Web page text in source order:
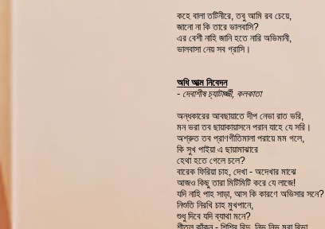
কহে বালা তটিনীরে, তবু আমি রব চেয়ে,
জানো না কি তারে ভালবাসি?
এর বেশী নাহি জানি হতে নারি অভিমানী,
ভালবাসা নেয় সব গ্রাসি।
অধি আত্ম নিবেদন
- দেবাশীষ চ্যাটার্জ্জী, কলকাতা
অন্ধকারের আবছায়াতে দীপ নেভা রাত ভরি,
মন ভরা তব ছায়াকায়াসনে পরান যাহে যে সরি।
অশ্রুত তব প্রাণগীতিমালা পরায়ে মম গলে,
কি সুখ পাইয়া এ ছায়ামাঝারে
হেথা হতে গেলে চলে?
বারেক ফিরিয়া চাহ, দেখা - অদেখার মাঝে
আজও কিছু তারা মিটিমিটি করে যে লাজে!
যদি নাহি পাহ সাড়া, আস কি কারণে অভিসার সনে?
নিশুতি নিরখি চাহ মুখপানে,
শুধু দিবে যদি ব্যাথা মনে?